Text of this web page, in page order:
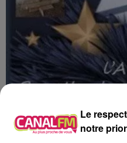
Le père Noël est aussi
10h à 18h) à la salle des
Le
notre